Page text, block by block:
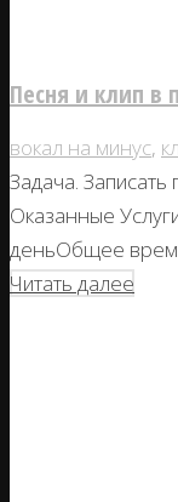
Песня и клип в
вокал на минус,
Задача.
Оказанные
деньОбщее
Читать далее